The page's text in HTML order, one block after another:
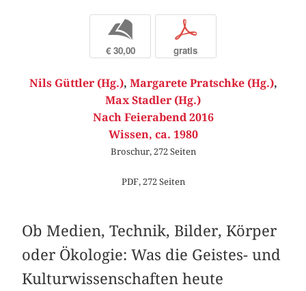
b
€ 30,00
p
gratis
Nils Güttler (Hg.), Margarete Pratschke (Hg.),
Max Stadler (Hg.)
Nach Feierabend 2016
Wissen, ca. 1980
Broschur, 272 Seiten
PDF, 272 Seiten
Ob Medien, Technik, Bilder, Körper
oder Ökologie: Was die Geistes- und
Kulturwissenschaften heute